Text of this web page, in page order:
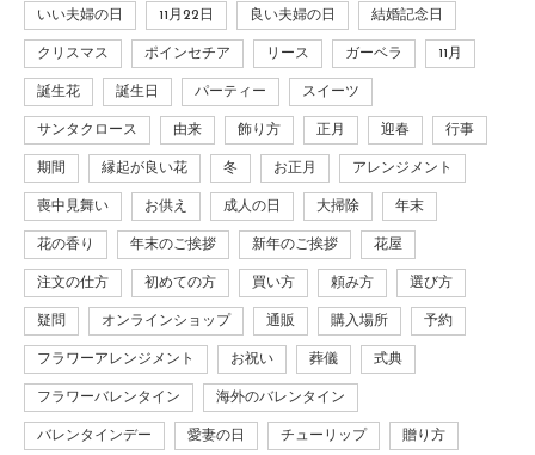
いい夫婦の日 11月22日 良い夫婦の日 結婚記念日
クリスマス ポインセチア リース ガーベラ 11月
誕生花 誕生日 パーティー スイーツ
サンタクロース 由来 飾り方 正月 迎春 行事
期間 縁起が良い花 冬 お正月 アレンジメント
喪中見舞い お供え 成人の日 大掃除 年末
花の香り 年末のご挨拶 新年のご挨拶 花屋
注文の仕方 初めての方 買い方 頼み方 選び方
疑問 オンラインショップ 通販 購入場所 予約
フラワーアレンジメント お祝い 葬儀 式典
フラワーバレンタイン 海外のバレンタイン
バレンタインデー 愛妻の日 チューリップ 贈り方